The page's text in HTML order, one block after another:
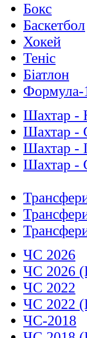
Бокс
Баскетбол
Хокей
Теніс
Біатлон
Формула-
Шахтар -
Шахтар -
Шахтар -
Шахтар -
ЧС 2026
ЧС 2026
ЧС 2022
ЧС 2022
ЧС-2018